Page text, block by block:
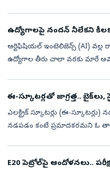
ఉద్యోగాలపై నందన్ నీలేకని
ఆర్టిఫిషియల్ ఇంటెలిజెన్స్ (AI)
ఉద్యోగాల తీరు చాలా వరకు మారే
ఈ-స్కూటర్లతో జాగ్రత్త.. బైక్‌లు,
ఎలక్ట్రిక్‌ స్కూటర్లు (ఈ-
నడపడం కంటే ప్రమాదకరమని ఓ
E20 పెట్రోల్‌పై ఆందోళనలు..